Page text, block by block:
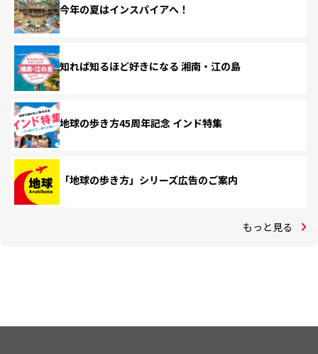
今年の夏はインスパイアへ！
知れば知るほど好きになる 湘南・江の島
地球の歩き方45周年記念 インド特集
「地球の歩き方」シリーズ広告のご案内
もっと見る